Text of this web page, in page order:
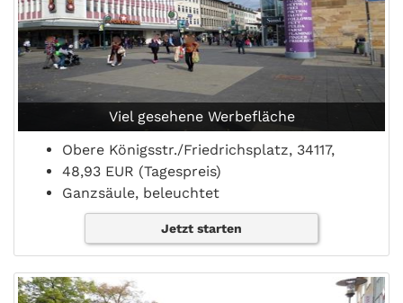
Viel gesehene Werbefläche
Obere Königsstr./Friedrichsplatz, 34117,
48,93 EUR (Tagespreis)
Ganzsäule, beleuchtet
Jetzt starten